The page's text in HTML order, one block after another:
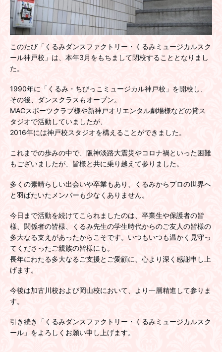
このたび「くるみダンスファクトリー・くるみミュージカルスク
ール神戸校」は、本年3月をもちまして閉校することとなりまし
た。
1990年に「くるみ・ちびっこミュージカル神戸校」を開校し、
その後、ダンスクラスもオープン。
MACスポーツクラブ様や新神戸オリエンタル劇場様などの貸ス
タジオで活動していましたが、
2016年には神戸校スタジオを構えることができました。
これまでの歩みの中で、阪神淡路大震災やコロナ禍といった困難
もございましたが、 皆様と共に乗り越えて参りました。
多くの素晴らしい出会いや卒業もあり、
くるみからプロの世界へ
と羽ばたいた メンバーも少なくありません。
今日まで活動を続けてこられましたのは、 卒業生や保護者の皆
様、関係者の皆様、
くるみ先生の学生時代からのご友人の皆様の
多大なる支えがあったからこそです。 いつもいつも温かく見守っ
てくださったご親族の皆様にも。
長年にわたる多大なるご支援とご愛顧に、 心より深く感謝申し上
げます。
今後は加古川校および岡山校において、
より一層精進して参りま
す。
引き続き「くるみダンスファクトリー ・くるみミュージカルスク
ール」をよろしくお願い申し上げます。